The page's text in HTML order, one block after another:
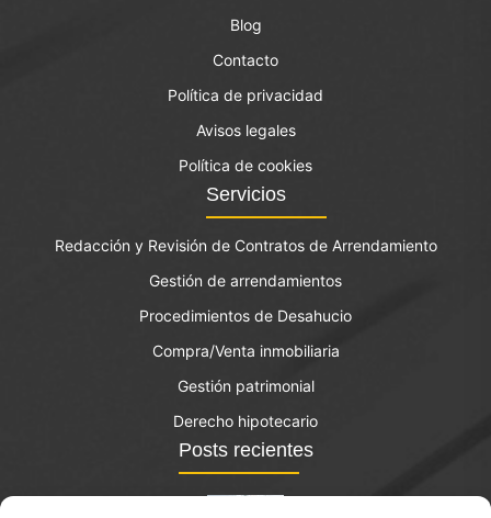
Blog
Contacto
Política de privacidad
Avisos legales
Política de cookies
Servicios
Redacción y Revisión de Contratos de Arrendamiento
Gestión de arrendamientos
Procedimientos de Desahucio
Compra/Venta inmobiliaria
Gestión patrimonial
Derecho hipotecario
Posts recientes